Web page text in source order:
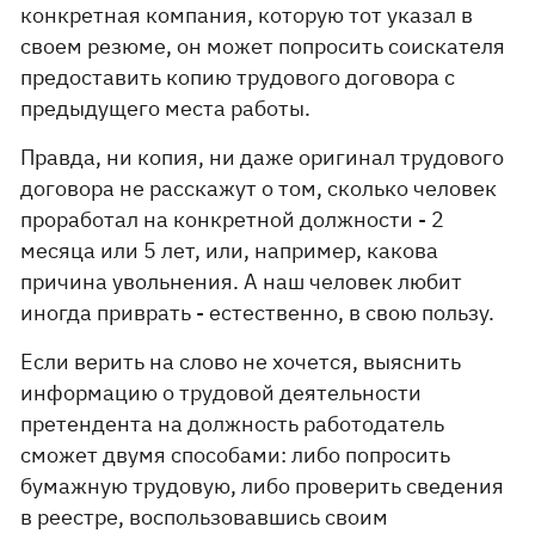
конкретная компания, которую тот указал в
своем резюме, он может попросить соискателя
предоставить копию трудового договора с
предыдущего места работы.
Правда, ни копия, ни даже оригинал трудового
договора не расскажут о том, сколько человек
проработал на конкретной должности - 2
месяца или 5 лет, или, например, какова
причина увольнения. А наш человек любит
иногда приврать - естественно, в свою пользу.
Если верить на слово не хочется, выяснить
информацию о трудовой деятельности
претендента на должность работодатель
сможет двумя способами: либо попросить
бумажную трудовую, либо проверить сведения
в реестре, воспользовавшись своим